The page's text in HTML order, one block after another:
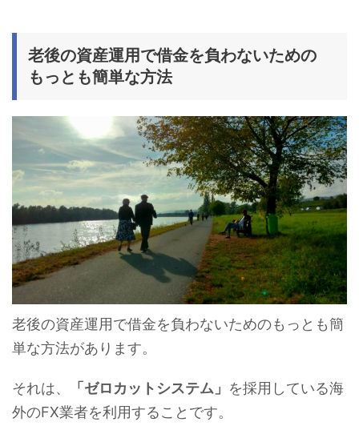
老後の資産運用で借金を負わないための
もっとも簡単な方法
老後の資産運用で借金を負わないためのもっとも簡
単な方法があります。
それは、 「ゼロカットシステム」 を採用している海
外のFX業者を利用することです。